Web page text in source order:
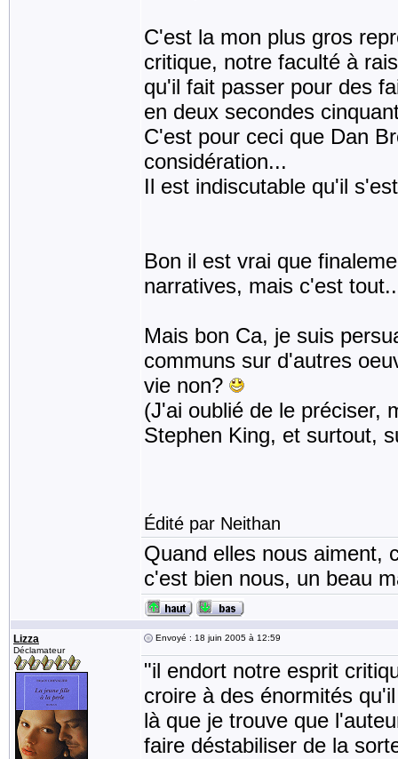
C'est la mon plus gros
critique, notre faculté à
qu'il fait passer pour des
en deux secondes
C'est pour ceci que Dan
considération...
Il est indiscutable qu'il
Bon il est vrai que
narratives, mais c'est
Mais bon Ca, je suis
communs sur d'autres
vie non?
(J'ai oublié de le préciser,
Stephen King, et surtout,
Édité par Neithan
Quand elles nous aiment,
c'est bien nous, un beau
Lizza
Déclamateur
Envoyé : 18 juin 2005 à 12:59
"il endort notre esprit
croire à des énormités
là que je trouve que
faire déstabiliser de la